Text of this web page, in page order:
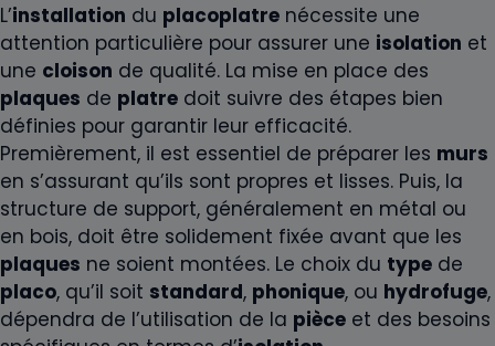
L’installation du placoplatre nécessite une
attention particulière pour assurer une isolation et
une cloison de qualité. La mise en place des
plaques de platre doit suivre des étapes bien
définies pour garantir leur efficacité.
Premièrement, il est essentiel de préparer les murs
en s’assurant qu’ils sont propres et lisses. Puis, la
structure de support, généralement en métal ou
en bois, doit être solidement fixée avant que les
plaques ne soient montées. Le choix du type de
placo, qu’il soit standard, phonique, ou hydrofuge,
dépendra de l’utilisation de la pièce et des besoins